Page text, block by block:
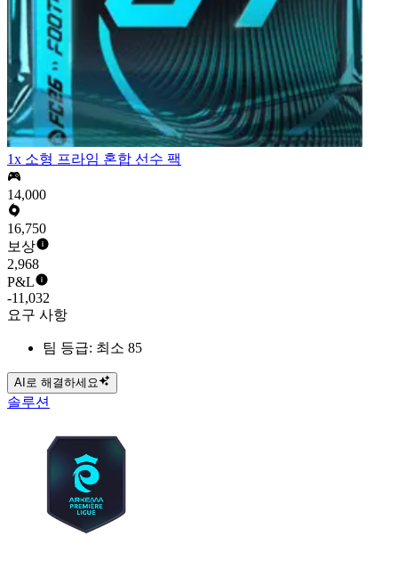
1x 소형 프라임 혼합 선수 팩
14,000
16,750
보상
2,968
P&L
-11,032
요구 사항
팀 등급: 최소 85
AI로 해결하세요
솔루션